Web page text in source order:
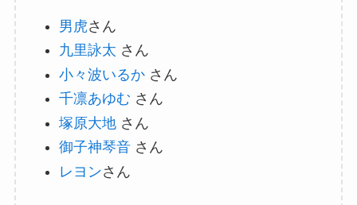
男虎さん
九里詠太 さん
小々波いるか さん
千凛あゆむ さん
塚原大地さん
御子神琴音 さん
レヨンさん